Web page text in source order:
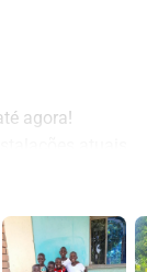
agora!
novos
colaboração